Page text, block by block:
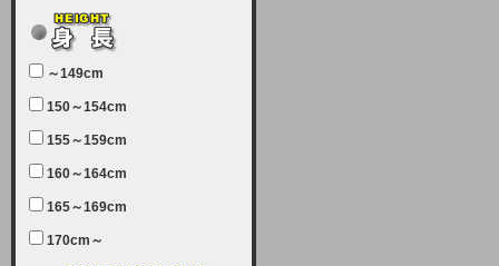
テナンスを実施します。ユーザー様
にはご迷惑をおかけしますがご理解
いただけます様、宜しくお願い致し
【クレジットカード決済について
②】
現在、クレジットカード決済はJCB
のみになっております。大変ご迷惑
～149cm
150～154cm
155～159cm
160～164cm
165～169cm
170cm～